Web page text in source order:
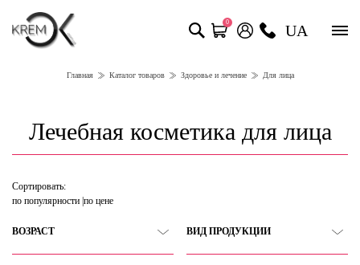
0 UA
Главная Каталог товаров Здоровье и лечение Для лица
Лечебная косметика для лица
Сортировать:
по популярности по цене
ВОЗРАСТ ВИД ПРОДУКЦИИ